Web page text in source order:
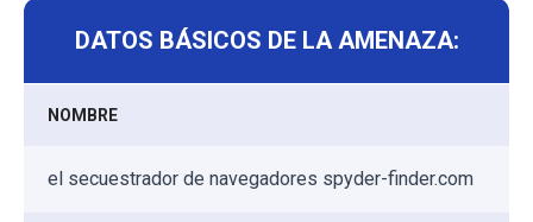
DATOS BÁSICOS DE LA AMENAZA:
NOMBRE
el secuestrador de navegadores spyder-finder.com